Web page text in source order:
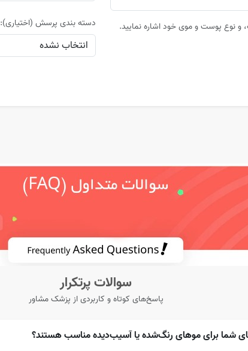
نوع پوست و موی خود اشاره نمایید. دسته بندی پرسش (اختیاری):
سوالات پرتکرار
پاسخ‌های کوتاه و کاربردی از پزشک مشاور
شما برای موهای رنگ‌شده یا آسیب‌دیده مناسب هستند؟